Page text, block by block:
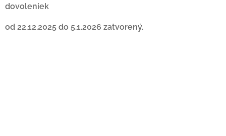
dovoleniek
od 22.12.2025 do 5.1.2026 zatvorený.